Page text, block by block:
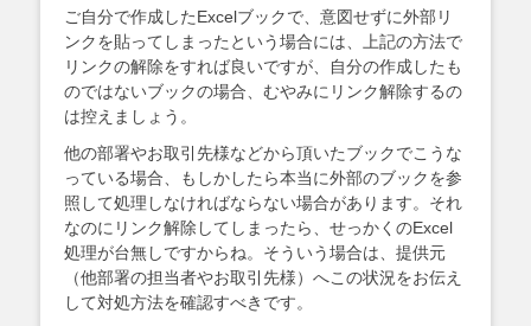
ご自分で作成したExcelブックで、意図せずに外部リ
ンクを貼ってしまったという場合には、上記の方法で
リンクの解除をすれば良いですが、自分の作成したも
のではないブックの場合、むやみにリンク解除するの
は控えましょう。
他の部署やお取引先様などから頂いたブックでこうな
っている場合、もしかしたら本当に外部のブックを参
照して処理しなければならない場合があります。それ
なのにリンク解除してしまったら、せっかくのExcel
処理が台無しですからね。そういう場合は、提供元
（他部署の担当者やお取引先様）へこの状況をお伝え
して対処方法を確認すべきです。